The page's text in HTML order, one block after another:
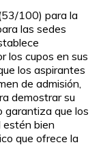
100) para la
las sedes
los cupos en sus
los aspirantes
de admisión,
demostrar su
garantiza que los
estén bien
que ofrece la